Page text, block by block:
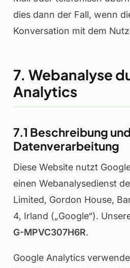
dies dann der Fall, wenn
Konversation mit dem
7. Webanalyse
Analytics
7.1 Beschreibung
Datenverarbeitung
Diese Website nutzt
einen Webanalysedienst
Limited, Gordon House,
4, Irland („Google“).
G-MPVC307H6R.
Google Analytics